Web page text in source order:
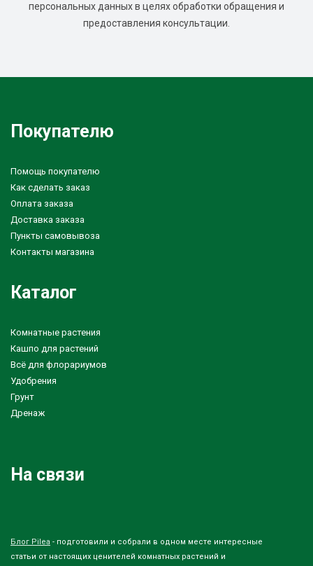
персональных данных в целях обработки обращения и
предоставления консультации.
Покупателю
Помощь покупателю
Как сделать заказ
Оплата заказа
Доставка заказа
Пункты самовывоза
Контакты магазина
Каталог
Комнатные растения
Кашпо для растений
Всё для флорариумов
Удобрения
Грунт
Дренаж
На связи
Блог Pilea - подготовили и собрали в одном месте интересные
статьи от настоящих ценителей комнатных растений и